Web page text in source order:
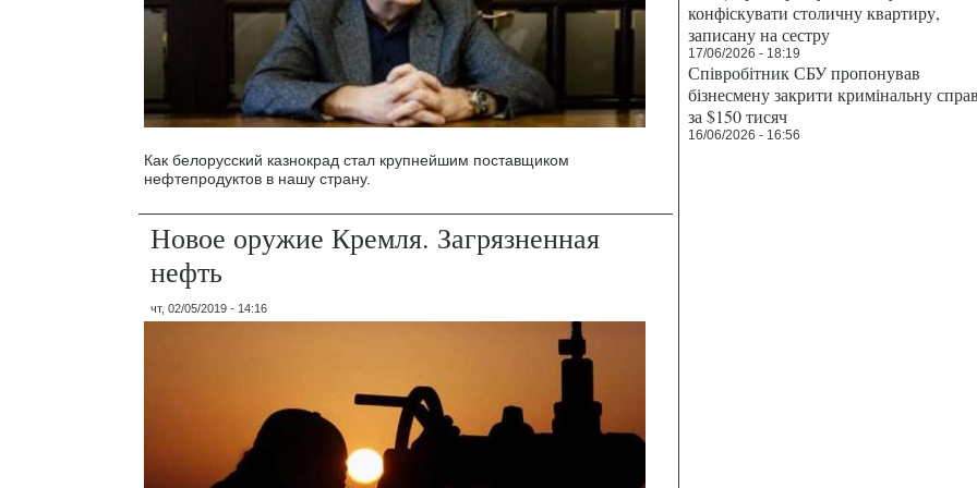
Как белорусский казнокрад стал крупнейшим поставщиком
нефтепродуктов в нашу страну.
Новое оружие Кремля. Загрязненная
нефть
чт, 02/05/2019 - 14:16
конфіскувати столичну квартиру,
записану на сестру
17/06/2026 - 18:19
Співробітник СБУ пропонував
бізнесмену закрити кримінальну
за $150 тисяч
16/06/2026 - 16:56